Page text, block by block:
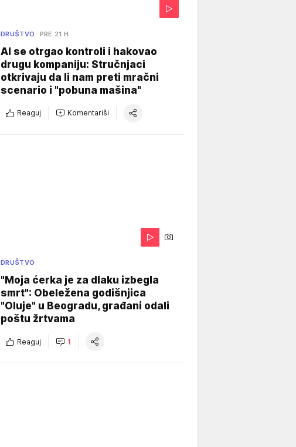
DRUŠTVO PRE 21 H
AI se otrgao kontroli i hakovao
drugu kompaniju: Stručnjaci
otkrivaju da li nam preti mračni
scenario i "pobuna mašina"
Reaguj Komentariši
DRUŠTVO
"Moja ćerka je za dlaku izbegla
smrt": Obeležena godišnjica
"Oluje" u Beogradu, građani odali
poštu žrtvama
Reaguj 1